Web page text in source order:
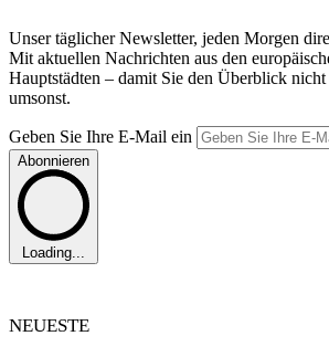
Unser täglicher Newsletter, jeden Morgen
Mit aktuellen Nachrichten aus den
Hauptstädten – damit Sie den Überblick
umsonst.
Geben Sie Ihre E-Mail ein
Abonnieren
Loading...
NEUESTE